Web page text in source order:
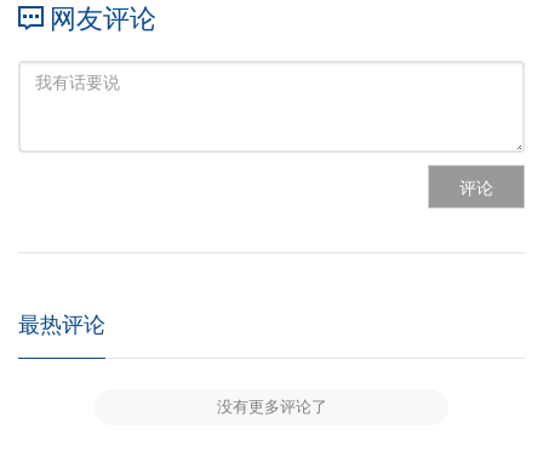
网友评论
评论
最热评论
没有更多评论了